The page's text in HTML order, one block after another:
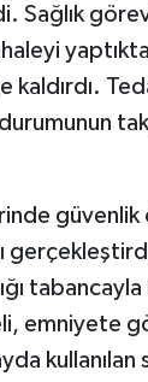
Sağlık
kaldırdı.
durumunun
güvenlik
emniyete
kullanılan